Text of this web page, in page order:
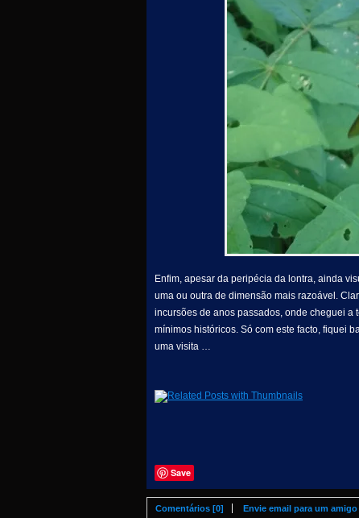
Enfim, apesar da peripécia da lontra, ainda
uma ou outra de dimensão mais razoável.
incursões de anos passados, onde cheguei
mínimos históricos. Só com este facto, fiquei
uma visita …
Save
Comentários [0] Envie email para um amigo